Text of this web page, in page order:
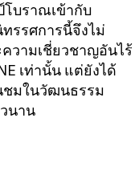
บราณเข้ากับ
รรศการนี้จึงไม่
วามเชี่ยวชาญอันไร้
เท่านั้น แต่ยังได้
ชมในวัฒนธรรม
นาน